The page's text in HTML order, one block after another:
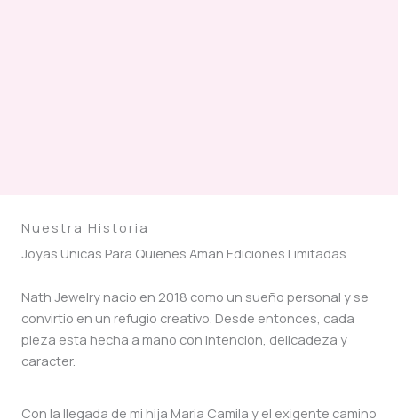
Nuestra Historia
Joyas Unicas Para Quienes Aman Ediciones Limitadas
Nath Jewelry nacio en 2018 como un sueño personal y se
convirtio en un refugio creativo. Desde entonces, cada
pieza esta hecha a mano con intencion, delicadeza y
caracter.
Con la llegada de mi hija Maria Camila y el exigente camino